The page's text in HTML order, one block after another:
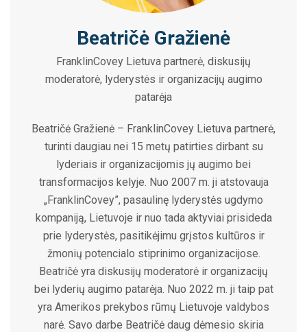
Beatričė Gražienė
FranklinCovey Lietuva partnerė, diskusijų
moderatorė, lyderystės ir organizacijų augimo
patarėja
Beatričė Gražienė – FranklinCovey Lietuva partnerė,
turinti daugiau nei 15 metų patirties dirbant su
lyderiais ir organizacijomis jų augimo bei
transformacijos kelyje. Nuo 2007 m. ji atstovauja
„FranklinCovey”, pasaulinę lyderystės ugdymo
kompaniją, Lietuvoje ir nuo tada aktyviai prisideda
prie lyderystės, pasitikėjimu grįstos kultūros ir
žmonių potencialo stiprinimo organizacijose.
Beatričė yra diskusijų moderatorė ir organizacijų
bei lyderių augimo patarėja. Nuo 2022 m. ji taip pat
yra Amerikos prekybos rūmų Lietuvoje valdybos
narė. Savo darbe Beatričė daug dėmesio skiria